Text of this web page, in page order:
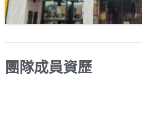
團隊成員資歷